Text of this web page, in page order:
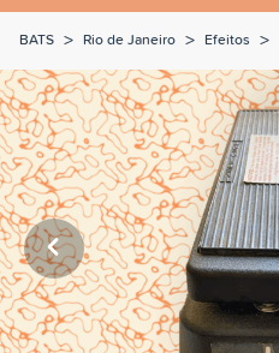
BATS > Rio de Janeiro > Efeitos >